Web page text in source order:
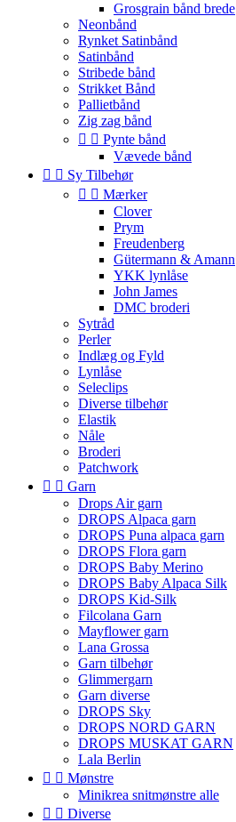
Grosgrain bånd brede
Neonbånd
Rynket Satinbånd
Satinbånd
Stribede bånd
Strikket Bånd
Pallietbånd
Zig zag bånd
  Pynte bånd
Vævede bånd
  Sy Tilbehør
  Mærker
Clover
Prym
Freudenberg
Gütermann & Amann
YKK lynlåse
John James
DMC broderi
Sytråd
Perler
Indlæg og Fyld
Lynlåse
Seleclips
Diverse tilbehør
Elastik
Nåle
Broderi
Patchwork
  Garn
Drops Air garn
DROPS Alpaca garn
DROPS Puna alpaca garn
DROPS Flora garn
DROPS Baby Merino
DROPS Baby Alpaca Silk
DROPS Kid-Silk
Filcolana Garn
Mayflower garn
Lana Grossa
Garn tilbehør
Glimmergarn
Garn diverse
DROPS Sky
DROPS NORD GARN
DROPS MUSKAT GARN
Lala Berlin
  Mønstre
Minikrea snitmønstre alle
  Diverse